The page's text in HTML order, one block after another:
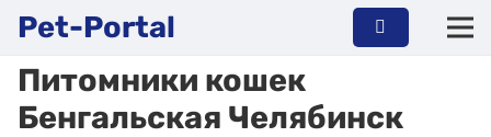
Pet-Portal
Питомники кошек
Бенгальская Челябинск